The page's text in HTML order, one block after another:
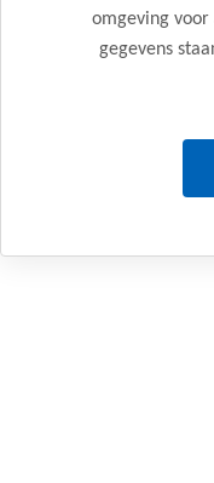
omgeving
gegevens